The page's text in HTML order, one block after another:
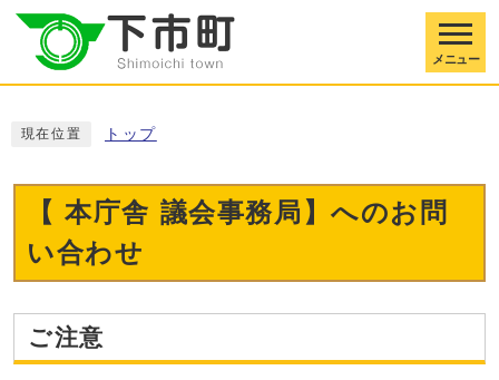
メニュー
現在位置 トップ
【 本庁舎 議会事務局】へのお問
い合わせ
ご注意